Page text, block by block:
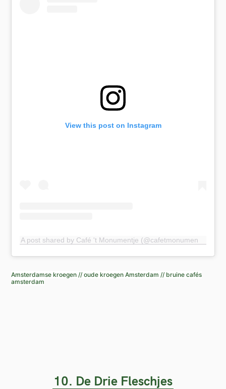
View this post on Instagram
Amsterdamse kroegen // oude kroegen Amsterdam // bruine cafés
amsterdam
10. De Drie Fleschjes